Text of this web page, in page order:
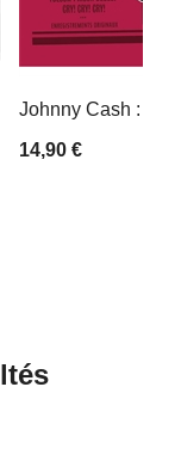
Johnny Cash :
14,90 €